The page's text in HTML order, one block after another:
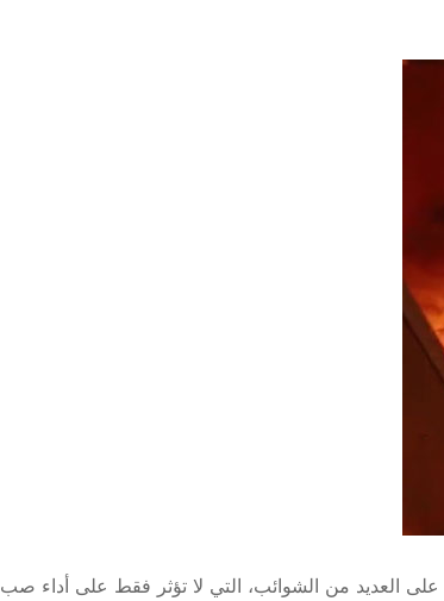
على العديد من الشوائب، التي لا تؤثر فقط على أداء صب